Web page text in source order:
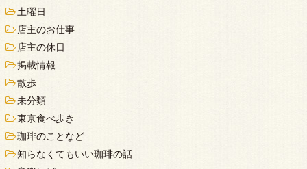
土曜日
店主のお仕事
店主の休日
掲載情報
散歩
未分類
東京食べ歩き
珈琲のことなど
知らなくてもいい珈琲の話